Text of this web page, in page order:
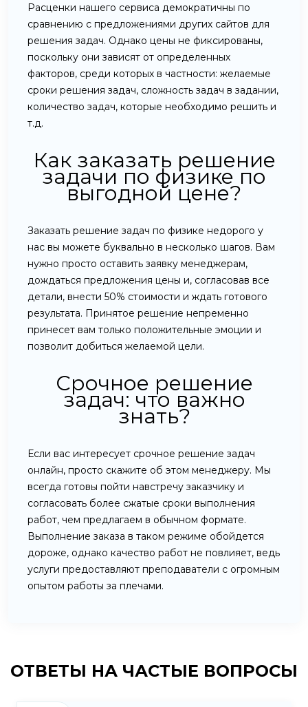
Расценки нашего сервиса демократичны по
сравнению с предложениями других сайтов для
решения задач. Однако цены не фиксированы,
поскольку они зависят от определенных
факторов, среди которых в частности: желаемые
сроки решения задач, сложность задач в задании,
количество задач, которые необходимо решить и
т.д.
Как заказать решение
задачи по физике по
выгодной цене?
Заказать решение задач по физике недорого у
нас вы можете буквально в несколько шагов. Вам
нужно просто оставить заявку менеджерам,
дождаться предложения цены и, согласовав все
детали, внести 50% стоимости и ждать готового
результата. Принятое решение непременно
принесет вам только положительные эмоции и
позволит добиться желаемой цели.
Срочное решение
задач: что важно
знать?
Если вас интересует срочное решение задач
онлайн, просто скажите об этом менеджеру. Мы
всегда готовы пойти навстречу заказчику и
согласовать более сжатые сроки выполнения
работ, чем предлагаем в обычном формате.
Выполнение заказа в таком режиме обойдется
дороже, однако качество работ не повлияет, ведь
услуги предоставляют преподаватели с огромным
опытом работы за плечами.
ОТВЕТЫ НА ЧАСТЫЕ ВОПРОСЫ